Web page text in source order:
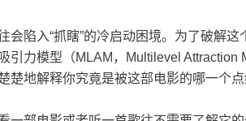
会陷入“抓瞎”的冷启动困境。为了破解这
引力模型（MLAM，Multilevel
楚地解释你究竟是被这部电影的哪一个点